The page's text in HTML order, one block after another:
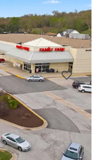
50158, US